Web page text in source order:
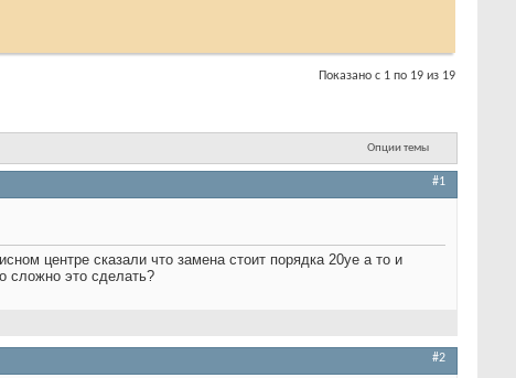
Показано с 1 по 19 из 19
Опции темы
#1
центре сказали что замена стоит порядка 20уе а то и
сложно это сделать?
#2